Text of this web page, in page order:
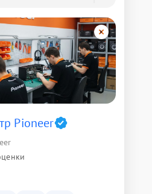
Pioneer